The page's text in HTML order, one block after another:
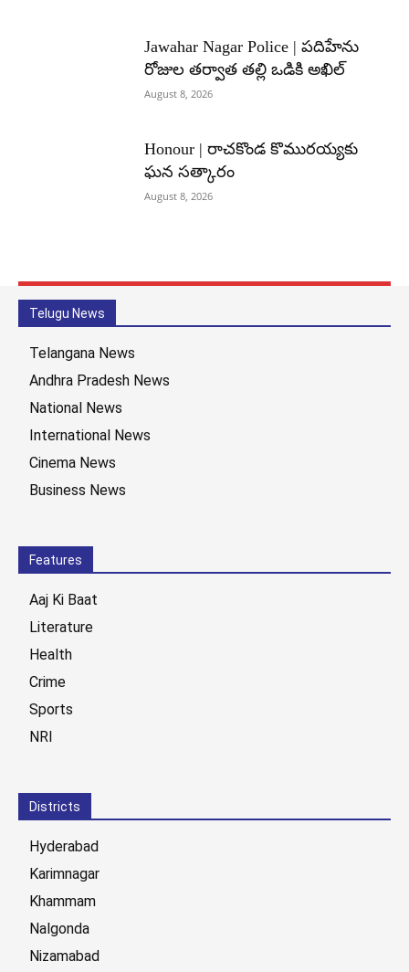
Jawahar Nagar Police | పదిహేను
రోజుల తర్వాత తల్లి ఒడికి అఖిల్
August 8, 2026
Honour | రాచకొండ కొమురయ్యకు
ఘన సత్కారం
August 8, 2026
Telugu News
Telangana News
Andhra Pradesh News
National News
International News
Cinema News
Business News
Features
Aaj Ki Baat
Literature
Health
Crime
Sports
NRI
Districts
Hyderabad
Karimnagar
Khammam
Nalgonda
Nizamabad